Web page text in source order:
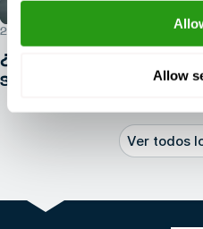
Allow
29 DE JULIO DE 2026
¿Cómo iniciarse en el
seguridad en alta
Ver todos